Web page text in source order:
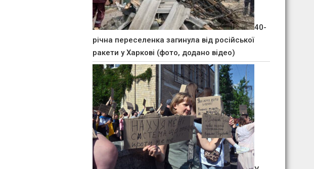
40-
річна переселенка загинула від російської
ракети у Харкові (фото, додано відео)